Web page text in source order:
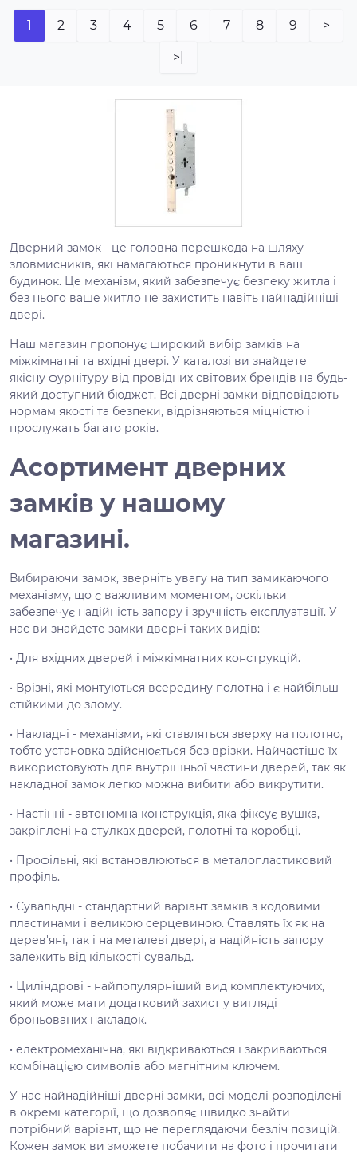
1 2 3 4 5 6 7 8 9 >
>|
Дверний замок - це головна перешкода на шляху
зловмисників, які намагаються проникнути в ваш
будинок. Це механізм, який забезпечує безпеку житла і
без нього ваше житло не захистить навіть найнадійніші
двері.
Наш магазин пропонує широкий вибір замків на
міжкімнатні та вхідні двері. У каталозі ви знайдете
якісну фурнітуру від провідних світових брендів на будь-
який доступний бюджет. Всі дверні замки відповідають
нормам якості та безпеки, відрізняються міцністю і
прослужать багато років.
Асортимент дверних
замків у нашому
магазині.
Вибираючи замок, зверніть увагу на тип замикаючого
механізму, що є важливим моментом, оскільки
забезпечує надійність запору і зручність експлуатації. У
нас ви знайдете замки дверні таких видів:
• Для вхідних дверей і міжкімнатних конструкцій.
• Врізні, які монтуються всередину полотна і є найбільш
стійкими до злому.
• Накладні - механізми, які ставляться зверху на полотно,
тобто установка здійснюється без врізки. Найчастіше їх
використовують для внутрішньої частини дверей, так як
накладної замок легко можна вибити або викрутити.
• Настінні - автономна конструкція, яка фіксує вушка,
закріплені на стулках дверей, полотні та коробці.
• Профільні, які встановлюються в металопластиковий
профіль.
• Сувальдні - стандартний варіант замків з кодовими
пластинами і великою серцевиною. Ставлять їх як на
дерев'яні, так і на металеві двері, а надійність запору
залежить від кількості сувальд.
• Циліндрові - найпопулярніший вид комплектуючих,
який може мати додатковий захист у вигляді
броньованих накладок.
• електромеханічна, які відкриваються і закриваються
комбінацією символів або магнітним ключем.
У нас найнадійніші дверні замки, всі моделі розподілені
в окремі категорії, що дозволяє швидко знайти
потрібний варіант, що не переглядаючи безліч позицій.
Кожен замок ви зможете побачити на фото і прочитати